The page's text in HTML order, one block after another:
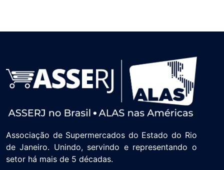
Associação de Supermercados do Estado do Rio
de Janeiro. Unindo, servindo e representando o
setor há mais de 5 décadas.